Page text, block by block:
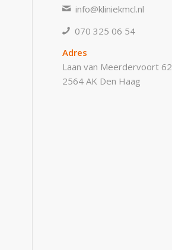
info@kliniekmcl.nl
070 325 06 54
Adres
Laan van Meerdervoort
2564 AK Den Haag